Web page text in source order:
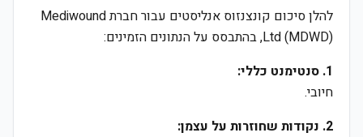
להלן סיכום קונצנזוס אנליסטים עבור חברת Mediwound
Ltd (MDWD), בהתבסס על הנתונים הזמינים:
1. סנטימנט כללי:
חיובי.
2. נקודות שחוזרות על עצמן: